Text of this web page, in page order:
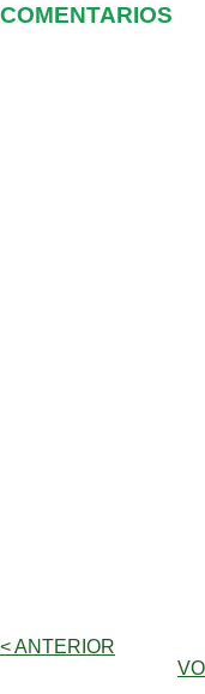
COMENTARIOS
< ANTERIOR